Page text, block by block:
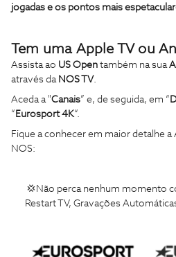
jogadas e os pontos mais
Tem uma Apple TV ou
Assista ao US Open também na sua
através da NOS TV.
Aceda a "Canais” e, de seguida, em “
“ Eurosport 4K“.
Fique a conhecer em maior detalhe a
NOS:
💢Não perca nenhum momento
Restart TV, Gravações